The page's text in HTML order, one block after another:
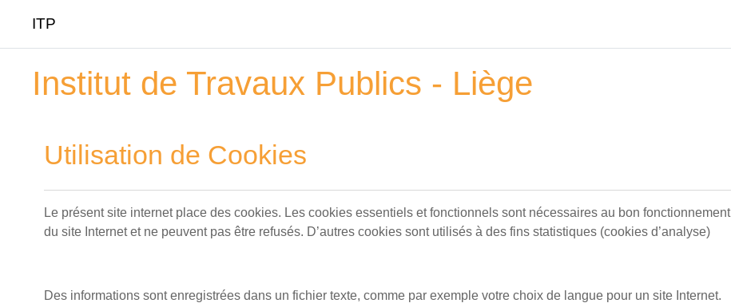
ITP
Institut de Travaux Publics - Liège
Utilisation de Cookies
Le présent site internet place des cookies. Les cookies essentiels et fonctionnels sont nécessaires au bon fonctionnement
du site Internet et ne peuvent pas être refusés. D’autres cookies sont utilisés à des fins statistiques (cookies d’analyse)
Des informations sont enregistrées dans un fichier texte, comme par exemple votre choix de langue pour un site Internet.